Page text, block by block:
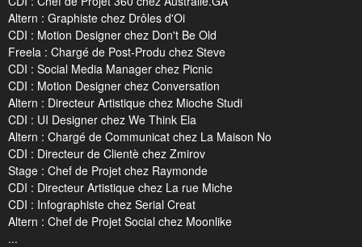
Altern : Graphiste chez Drôles d'Oi
CDI : Motion Designer chez Don't Be Old
Freela : Chargé de Post-Produ chez Steve
CDI : Social Media Manager chez Picnic
CDI : Motion Designer chez Conversation
Altern : Directeur Artistique chez Mioche Studi
CDI : UI Designer chez We Think Ela
Altern : Chargé de Communicat chez La Maison No
CDI : Directeur de Clientè chez Zmirov
Stage : Chef de Projet chez Raymonde
CDI : Directeur Artistique chez La rue Miche
CDI : Infographiste chez Serial Creat
Altern : Chef de Projet Social chez Moonlike
...